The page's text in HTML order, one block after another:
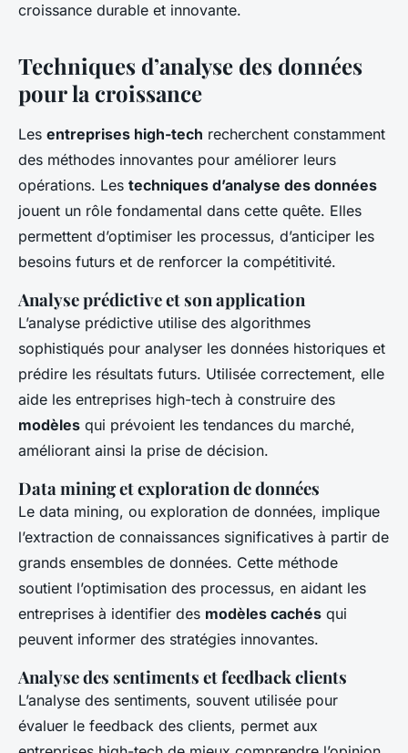
croissance durable et innovante.
Techniques d’analyse des données
pour la croissance
Les entreprises high-tech recherchent constamment
des méthodes innovantes pour améliorer leurs
opérations. Les techniques d’analyse des données
jouent un rôle fondamental dans cette quête. Elles
permettent d’optimiser les processus, d’anticiper les
besoins futurs et de renforcer la compétitivité.
Analyse prédictive et son application
L’analyse prédictive utilise des algorithmes
sophistiqués pour analyser les données historiques et
prédire les résultats futurs. Utilisée correctement, elle
aide les entreprises high-tech à construire des
modèles qui prévoient les tendances du marché,
améliorant ainsi la prise de décision.
Data mining et exploration de données
Le data mining, ou exploration de données, implique
l’extraction de connaissances significatives à partir de
grands ensembles de données. Cette méthode
soutient l’optimisation des processus, en aidant les
entreprises à identifier des modèles cachés qui
peuvent informer des stratégies innovantes.
Analyse des sentiments et feedback clients
L’analyse des sentiments, souvent utilisée pour
évaluer le feedback des clients, permet aux